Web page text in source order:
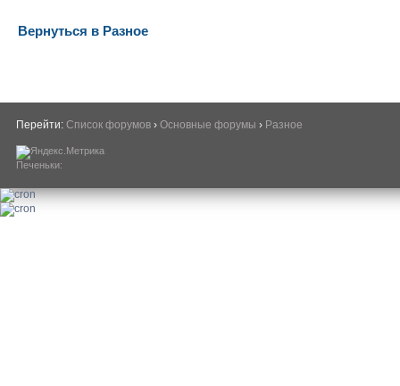
Вернуться в Разное
Перейти: Список форумов › Основные форумы › Разное
Печеньки: